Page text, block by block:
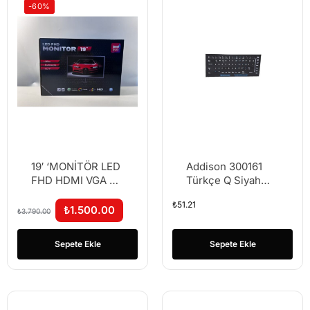
-60%
19′ ‘MONİTÖR LED
FHD HDMI VGA 60
₺3.790.00 ₺1.500.00
Sepete Ekle
Addison 300161
Türkçe Q Siyah
₺51.21
Sepete Ekle